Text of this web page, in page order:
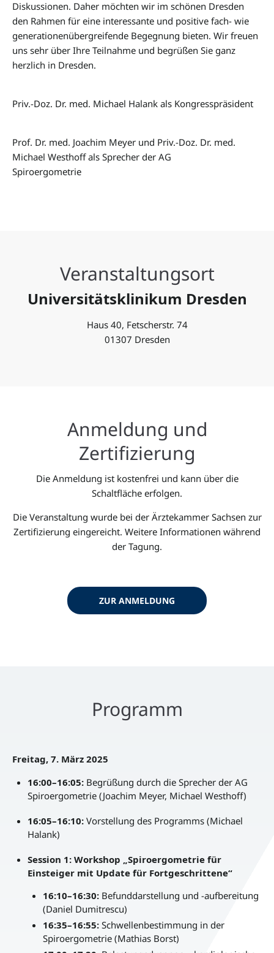
Diskussionen. Daher möchten wir im schönen Dresden
den Rahmen für eine interessante und positive fach- wie
generationenübergreifende Begegnung bieten. Wir freuen
uns sehr über Ihre Teilnahme und begrüßen Sie ganz
herzlich in Dresden.
Priv.-Doz. Dr. med. Michael Halank als Kongresspräsident
Prof. Dr. med. Joachim Meyer und Priv.-Doz. Dr. med.
Michael Westhoff als Sprecher der AG
Spiroergometrie
Veranstaltungsort
Universitätsklinikum Dresden
Haus 40, Fetscherstr. 74
01307 Dresden
Anmeldung und
Zertifizierung
Die Anmeldung ist kostenfrei und kann über die
Schaltfläche erfolgen.
Die Veranstaltung wurde bei der Ärztekammer Sachsen zur
Zertifizierung eingereicht. Weitere Informationen während
der Tagung.
ZUR ANMELDUNG
Programm
Freitag, 7. März 2025
16:00–16:05: Begrüßung durch die Sprecher der AG
Spiroergometrie (Joachim Meyer, Michael Westhoff)
16:05–16:10: Vorstellung des Programms (Michael
Halank)
Session 1: Workshop „Spiroergometrie für
Einsteiger mit Update für Fortgeschrittene“
16:10–16:30: Befunddarstellung und -aufbereitung
(Daniel Dumitrescu)
16:35–16:55: Schwellenbestimmung in der
Spiroergometrie (Mathias Borst)